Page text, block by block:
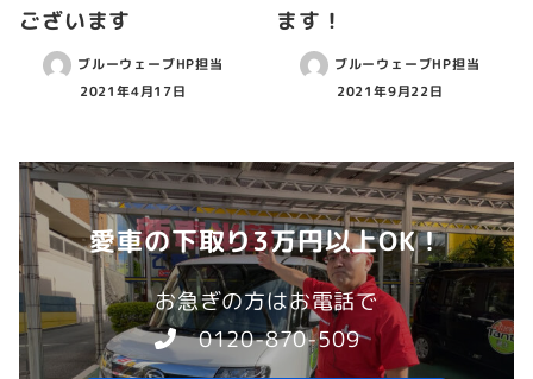
ございます
ブルーウェーブHP担当
2021年4月17日
ます！
ブルーウェーブHP担当
2021年9月22日
愛車の下取り3万円以上OK！
お急ぎの方はお電話で
0120-870-509